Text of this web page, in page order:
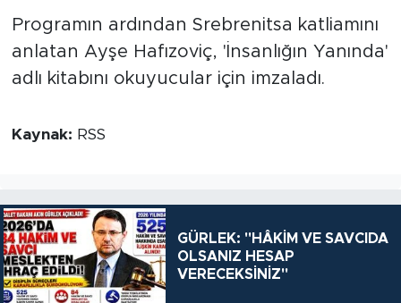
Programın ardından Srebrenitsa katliamını
anlatan Ayşe Hafızoviç, 'İnsanlığın Yanında'
adlı kitabını okuyucular için imzaladı.
Kaynak: RSS
GÜRLEK: "HÂKİM VE SAVCIDA
OLSANIZ HESAP
VERECEKSİNİZ"